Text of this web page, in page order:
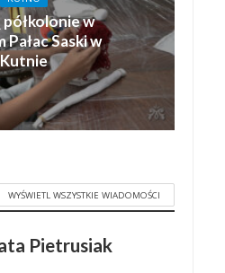
w
Pałac Saski w
Kutnie
WYŚWIETL WSZYSTKIE WIADOMOŚCI
Pietrusiak